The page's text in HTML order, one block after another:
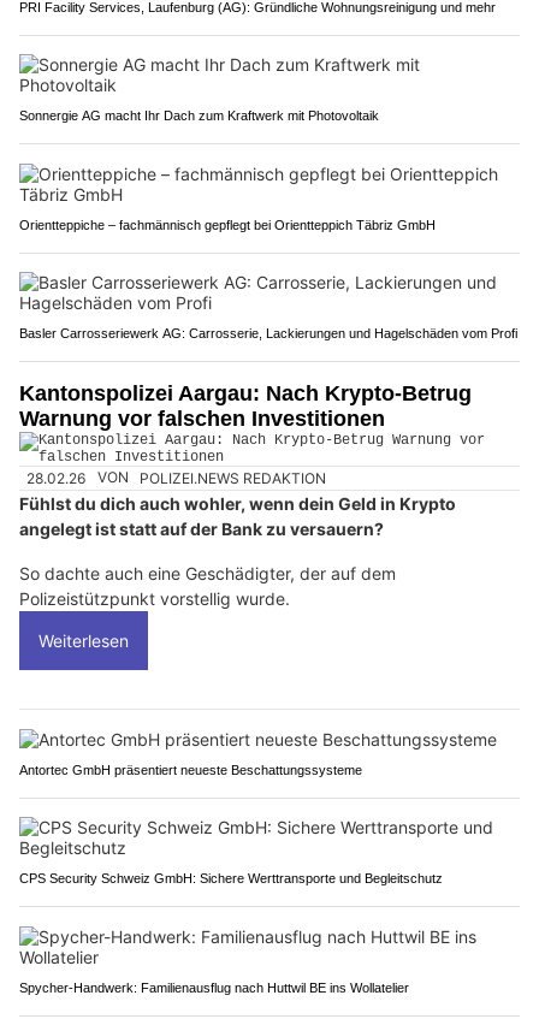
PRI Facility Services, Laufenburg (AG): Gründliche Wohnungsreinigung und mehr
Sonnergie AG macht Ihr Dach zum Kraftwerk mit Photovoltaik
Orientteppiche – fachmännisch gepflegt bei Orientteppich Täbriz GmbH
Basler Carrosseriewerk AG: Carrosserie, Lackierungen und Hagelschäden vom Profi
Kantonspolizei Aargau: Nach Krypto-Betrug
Warnung vor falschen Investitionen
28.02.26 VON POLIZEI.NEWS REDAKTION
Fühlst du dich auch wohler, wenn dein Geld in Krypto
angelegt ist statt auf der Bank zu versauern?
So dachte auch eine Geschädigter, der auf dem
Polizeistützpunkt vorstellig wurde.
Weiterlesen
Antortec GmbH präsentiert neueste Beschattungssysteme
CPS Security Schweiz GmbH: Sichere Werttransporte und Begleitschutz
Spycher-Handwerk: Familienausflug nach Huttwil BE ins Wollatelier